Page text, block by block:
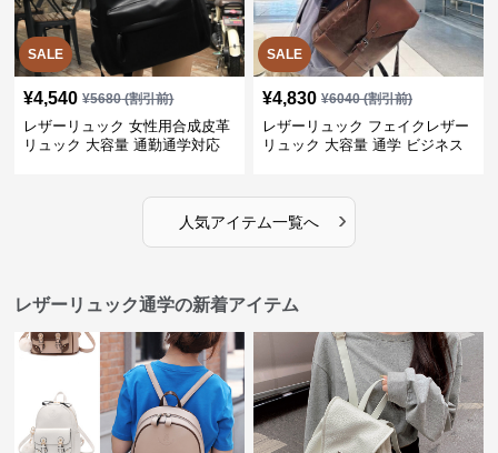
SALE
¥4,540 ¥5680(割引前)
レザーリュック 女性用合成皮革
リュック 大容量 通勤通学対応
SALE
¥4,830 ¥6040(割引前)
レザーリュック フェイクレザー
リュック 大容量 通学 ビジネス
人気アイテム一覧へ ›
レザーリュック通学の新着アイテム